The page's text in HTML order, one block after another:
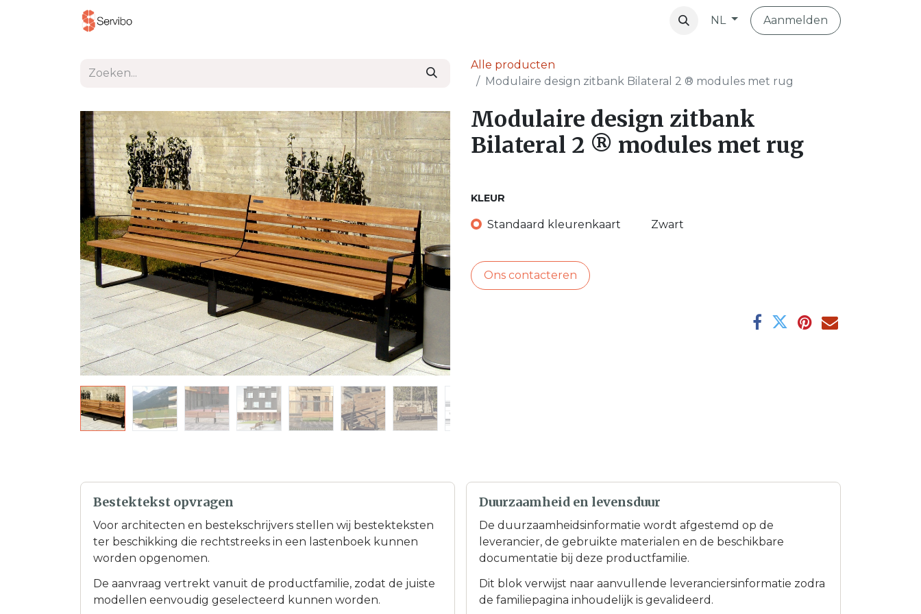
NL Aanmelden
Alle producten
Modulaire design zitbank Bilateral 2 ® modules met rug
Modulaire design zitbank
Bilateral 2 ® modules met rug
KLEUR
Standaard kleurenkaart Zwart
Ons contacteren
Bestektekst opvragen
Voor architecten en bestekschrijvers stellen wij bestekteksten
ter beschikking die rechtstreeks in een lastenboek kunnen
worden opgenomen.
De aanvraag vertrekt vanuit de productfamilie, zodat de juiste
modellen eenvoudig geselecteerd kunnen worden.
Duurzaamheid en levensduur
De duurzaamheidsinformatie wordt afgestemd op de
leverancier, de gebruikte materialen en de beschikbare
documentatie bij deze productfamilie.
Dit blok verwijst naar aanvullende leveranciersinformatie zodra
de familiepagina inhoudelijk is gevalideerd.